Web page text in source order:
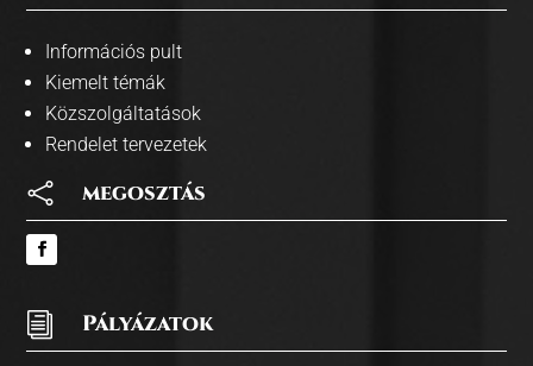
Információs pult
Kiemelt témák
Közszolgáltatások
Rendelet tervezetek
 megosztás
i Pályázatok